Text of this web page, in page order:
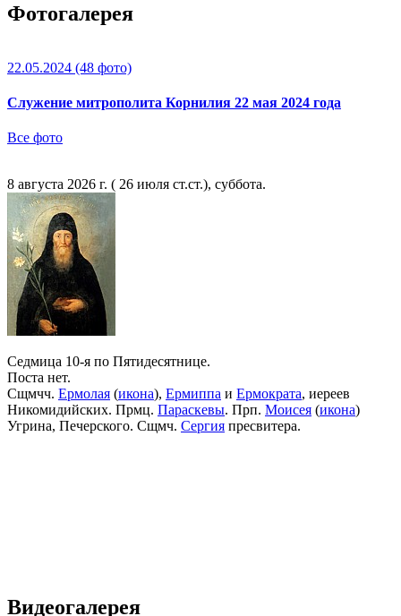
Фотогалерея
22.05.2024 (48 фото)
Служение митрополита Корнилия 22 мая 2024 года
Все фото
8 августа 2026 г. ( 26 июля ст.ст.), суббота.
Седмица 10-я по Пятидесятнице.
Поста нет.
Сщмчч. Ермолая (икона), Ермиппа и Ермократа, иереев
Никомидийских. Прмц. Параскевы. Прп. Моисея (икона)
Угрина, Печерского. Сщмч. Сергия пресвитера.
Видеогалерея